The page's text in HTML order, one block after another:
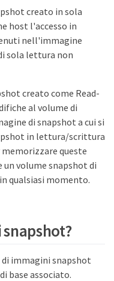
creato in sola
host l'accesso in
nell'immagine
sola lettura non
creato come Read-
al volume di
di snapshot a cui si
in lettura/scrittura
queste
volume snapshot di
qualsiasi momento.
snapshot?
di immagini snapshot
base associato.